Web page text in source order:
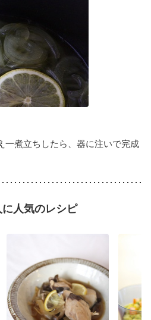
一煮立ちしたら、器に注いで完成
人気のレシピ